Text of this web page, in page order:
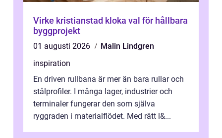
Virke kristianstad kloka val för hållbara
byggprojekt
01 augusti 2026
Malin Lindgren
inspiration
En driven rullbana är mer än bara rullar och
stålprofiler. I många lager, industrier och
terminaler fungerar den som själva
ryggraden i materialflödet. Med rätt l&...